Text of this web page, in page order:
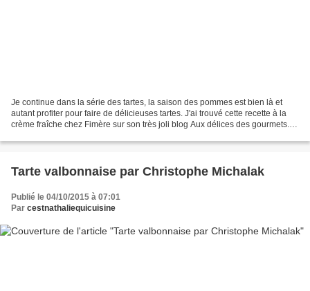
Je continue dans la série des tartes, la saison des pommes est bien là et
autant profiter pour faire de délicieuses tartes. J'ai trouvé cette recette à la
crème fraîche chez Fimère sur son très joli blog Aux délices des gourmets. Si
Tarte valbonnaise par Christophe Michalak
Publié le 04/10/2015 à 07:01
Par cestnathaliequicuisine